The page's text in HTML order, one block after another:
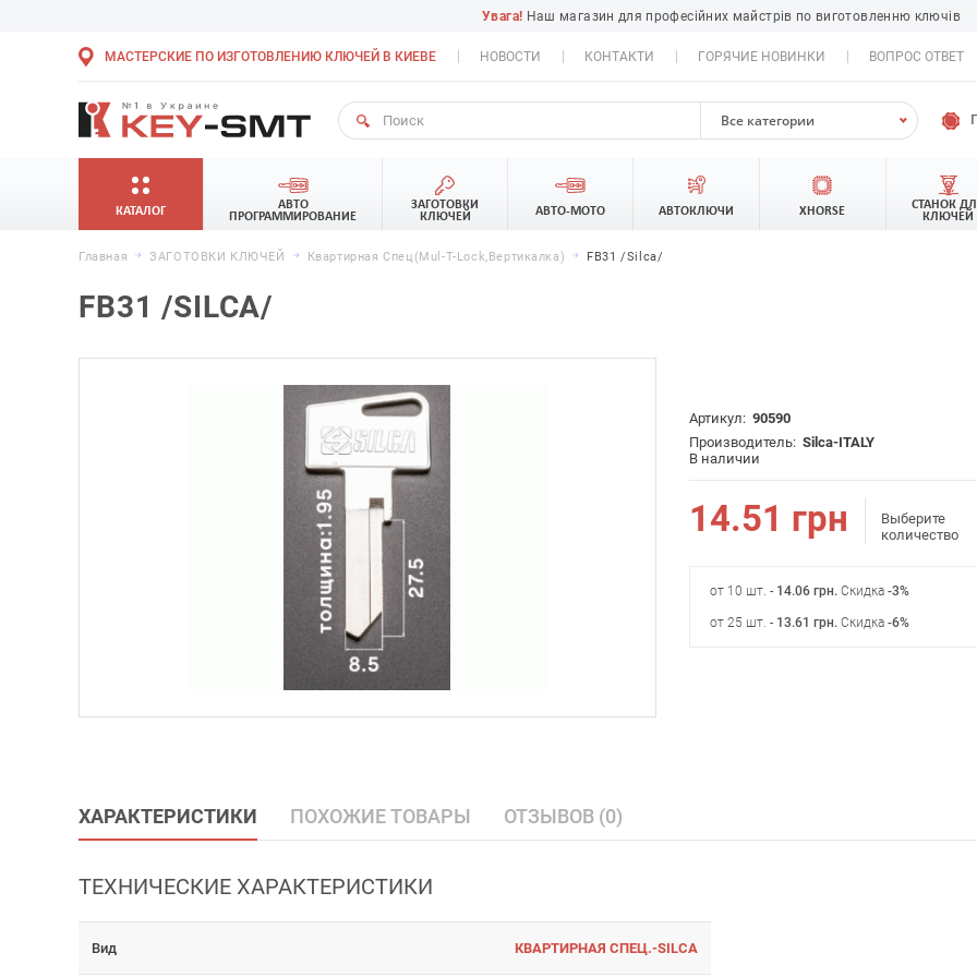
Увага! Наш магазин для професійних майстрів по виготовленню ключів
МАСТЕРСКИЕ ПО ИЗГОТОВЛЕНИЮ КЛЮЧЕЙ В КИЕВЕ НОВОСТИ КОНТАКТИ ГОРЯЧИЕ НОВИНКИ ВОПРОС ОТВЕТ
Все категории
КАТАЛОГ
АВТО
ПРОГРАММИРОВАНИЕ
ЗАГОТОВКИ
КЛЮЧЕЙ
АВТО-МОТО АВТОКЛЮЧИ XHORSE
СТАНОК
КЛЮЧЕЙ
Главная ЗАГОТОВКИ КЛЮЧЕЙ Квартирная Спец(Mul-T-Lock,вертикалка) FB31 /Silca/
FB31 /SILCA/
Артикул: 90590
Производитель: Silca-ITALY
В наличии
14.51 грн
Выберите
количество
от 10 шт. - 14.06 грн. Скидка -3%
от 25 шт. - 13.61 грн. Скидка -6%
ХАРАКТЕРИСТИКИ ПОХОЖИЕ ТОВАРЫ ОТЗЫВОВ (0)
ТЕХНИЧЕСКИЕ ХАРАКТЕРИСТИКИ
Вид КВАРТИРНАЯ СПЕЦ.-SILCA